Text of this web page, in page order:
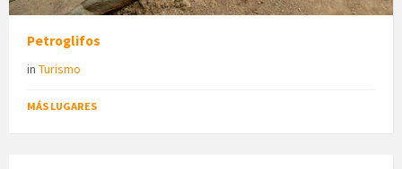
Petroglifos
in Turismo
MÁS LUGARES